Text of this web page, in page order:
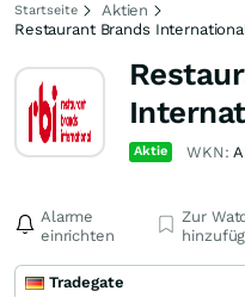
Startseite
Aktien
Restaurant Brands
Aktie WKN:
Alarme
einrichten
Zur
Tradegate